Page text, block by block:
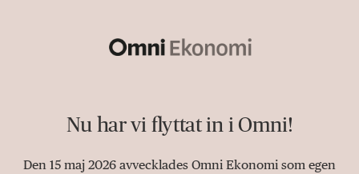
Nu har vi flyttat in i Omni!
Den 15 maj 2026 avvecklades Omni Ekonomi som egen